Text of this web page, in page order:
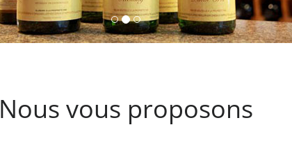
Nous vous proposons